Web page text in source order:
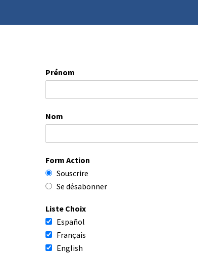
Prénom
Nom
Form Action
Souscrire
Se désabonner
Liste Choix
Español
Français
English